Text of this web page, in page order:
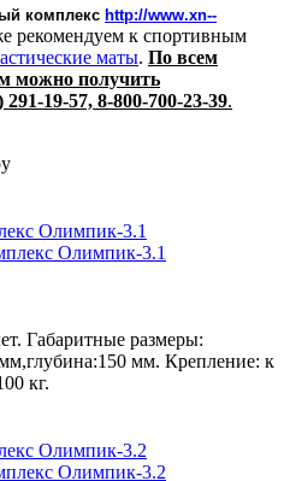
комплекс http://www.xn--
рекомендуем к спортивным
маты. По всем
можно получить
19-57, 8-800-700-23-39.
Олимпик-3.1
Габаритные размеры:
мм. Крепление: к
кг.
Олимпик-3.2